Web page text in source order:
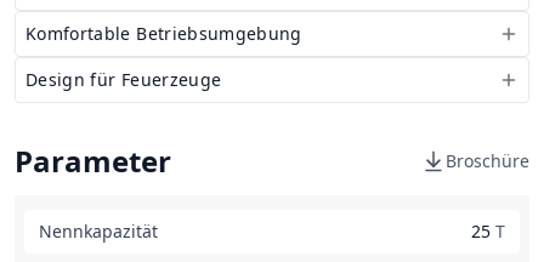
Komfortable Betriebsumgebung
Design für Feuerzeuge
Parameter Broschüre
Nennkapazität 25 T